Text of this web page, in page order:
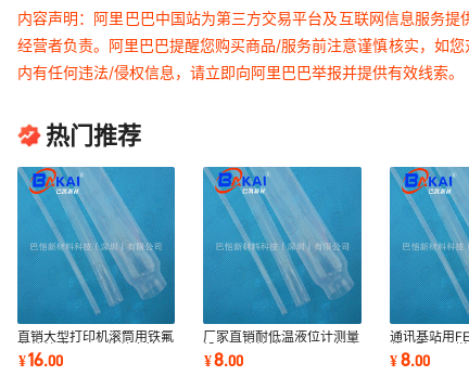
内容声明：阿里巴巴中国站为第三方交易平台及互联网信息服务
经营者负责。阿里巴巴提醒您购买商品/服务前注意谨慎核实，如
内有任何违法/侵权信息，请立即向阿里巴巴举报并提供有效线索。
热门推荐
直销大型打印机滚筒用铁氟
龙热缩膜，FEP热缩套管，
耐磨热收缩管
¥16.00
厂家直销耐低温液位计测量
设备用热缩管， -200度耐
低温FEP热缩管
¥8.00
通讯基站用
件用聚全乙
滤波器热缩管
¥8.00